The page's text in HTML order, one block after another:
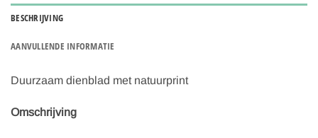
BESCHRIJVING
AANVULLENDE INFORMATIE
Duurzaam dienblad met natuurprint
Omschrijving